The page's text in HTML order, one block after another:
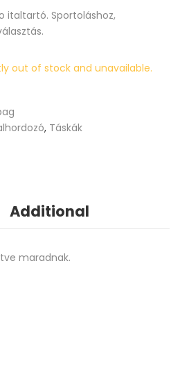
Sportoláshoz,
out of stock and unavailable.
, Táskák
Additional
maradnak.